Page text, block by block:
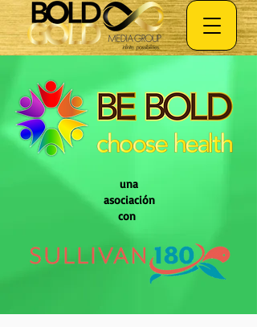
una
asociación
con